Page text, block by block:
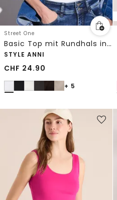
Street One
Basic Top mit Rundhals in Unifarbe
STYLE ANNI
CHF 24.90
+ 5